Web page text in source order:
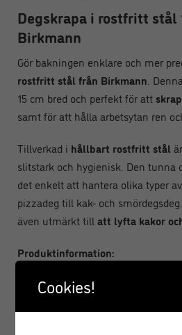
Degskrapa i rostfritt stål
Birkmann
Gör bakningen enklare och mer
rostfritt stål från Birkmann .
15 cm bred och perfekt för att
samt för att hålla arbetsytan ren
Tillverkad i hållbart rostfritt stål
slitstark och hygienisk. Den tunna
det enkelt att hantera olika typer
pizzadeg till kak- och
även utmärkt till att lyfta kakor
Produktinformation:
Märke: Birkmann
Material: Rostfritt stål
Cookies!